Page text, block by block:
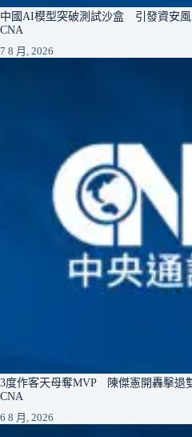
中國AI模型突破測試沙盒 引發資安
CNA
7 8 月, 2026
3度作客天母奪MVP 陳傑憲開轟擊退
CNA
6 8 月, 2026